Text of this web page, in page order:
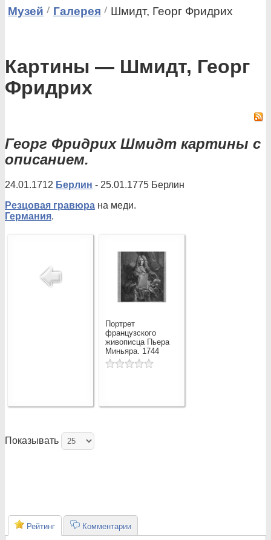
Музей Галерея Шмидт, Георг Фридрих
Картины — Шмидт, Георг
Фридрих
Георг Фридрих Шмидт картины с
описанием.
24.01.1712 Берлин - 25.01.1775 Берлин
Резцовая гравюра на меди.
Германия.
Портрет
французского
живописца Пьера
Миньяра. 1744
Показывать
Рейтинг Комментарии